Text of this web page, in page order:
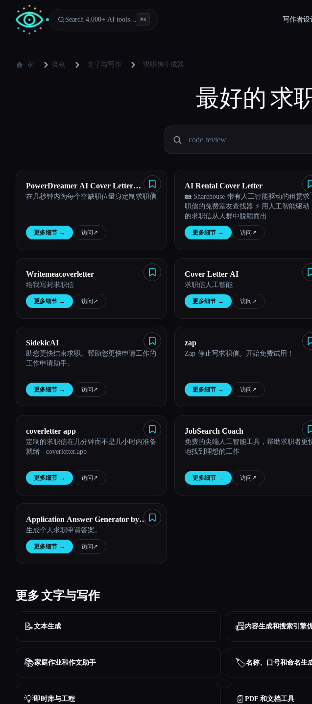
Search 4,000+ AI tools… ⌘K 写作者设
家 类别 文字与写作 求职信生成器
最好的求
PowerDreamer AI Cover Letter
Generator
在几秒钟内为每个空缺职位量身定制求职信
更多细节 → 访问 ↗︎
AI Rental Cover Letter
🏡 Sharehouse-带有人工智能驱动的租赁求
职信的免费室友查找器 ⚡️ 用人工智能驱动
的求职信从人群中脱颖而出
更多细节 → 访问 ↗︎
Writemeacoverletter
给我写封求职信
更多细节 → 访问 ↗︎
Cover Letter AI
求职信人工智能
更多细节 → 访问 ↗︎
SidekicAI
助您更快结束求职。帮助您更快申请工作的
工作申请助手。
更多细节 → 访问 ↗︎
zap
Zap-停止写求职信。开始免费试用！
更多细节 → 访问 ↗︎
coverletter app
定制的求职信在几分钟而不是几小时内准备
就绪 - coverletter.app
更多细节 → 访问 ↗︎
JobSearch Coach
免费的尖端人工智能工具，帮助求职者更
地找到理想的工作
更多细节 → 访问 ↗︎
Application Answer Generator by
Eztrackr
生成个人求职申请答案。
更多细节 → 访问 ↗︎
更多 文字与写作
📝文本生成 📠内容生成和搜索引擎
📚家庭作业和作文助手 🏷️名称、口号和命名生
💡即时库与工程 📄 PDF 和文档工具